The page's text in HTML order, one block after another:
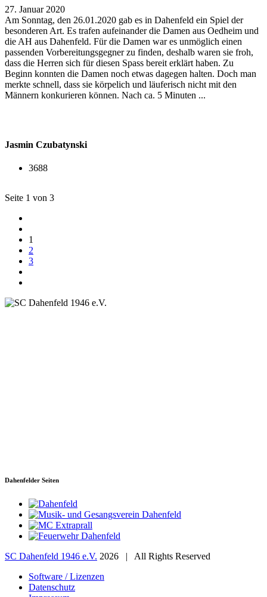
27. Januar 2020
Am Sonntag, den 26.01.2020 gab es in Dahenfeld ein Spiel der
besonderen Art. Es trafen aufeinander die Damen aus Oedheim und
die AH aus Dahenfeld. Für die Damen war es unmöglich einen
passenden Vorbereitungsgegner zu finden, deshalb waren sie froh,
dass die Herren sich für diesen Spass bereit erklärt haben. Zu
Beginn konnten die Damen noch etwas dagegen halten. Doch man
merkte schnell, dass sie körpelich und läuferisch nicht mit den
Männern konkurieren können. Nach ca. 5 Minuten ...
Jasmin Czubatynski
3688
Seite 1 von 3
1
2
3
Dahenfelder Seiten
SC Dahenfeld 1946 e.V. 2026 | All Rights Reserved
Software / Lizenzen
Datenschutz